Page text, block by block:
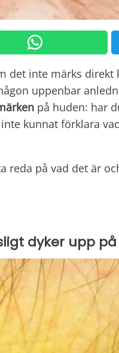
det inte märks direkt
uppenbar
på huden: har
kunnat förklara
reda på vad det är
dyker upp